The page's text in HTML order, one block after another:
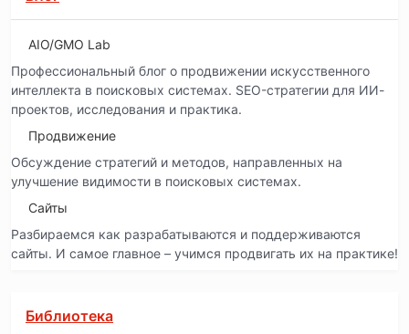
AIO/GMO Lab
Профессиональный блог о продвижении искусственного
интеллекта в поисковых системах. SEO-стратегии для ИИ-
проектов, исследования и практика.
Продвижение
Обсуждение стратегий и методов, направленных на
улучшение видимости в поисковых системах.
Сайты
Разбираемся как разрабатываются и поддерживаются
сайты. И самое главное – учимся продвигать их на практике!
Библиотека